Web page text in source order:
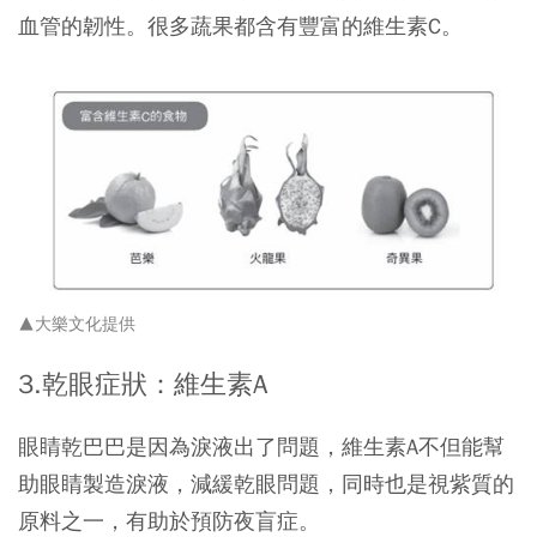
血管的韌性。很多蔬果都含有豐富的維生素C。
▲大樂文化提供
3.乾眼症狀：維生素A
眼睛乾巴巴是因為淚液出了問題，維生素A不但能幫
助眼睛製造淚液，減緩乾眼問題，同時也是視紫質的
原料之一，有助於預防夜盲症。